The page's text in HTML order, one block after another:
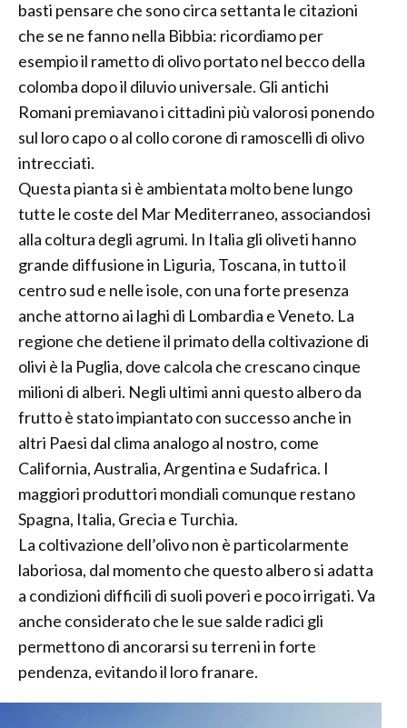
basti pensare che sono circa settanta le citazioni
che se ne fanno nella Bibbia: ricordiamo per
esempio il rametto di olivo portato nel becco della
colomba dopo il diluvio universale. Gli antichi
Romani premiavano i cittadini più valorosi ponendo
sul loro capo o al collo corone di ramoscelli di olivo
intrecciati.
Questa pianta si è ambientata molto bene lungo
tutte le coste del Mar Mediterraneo, associandosi
alla coltura degli agrumi. In Italia gli oliveti hanno
grande diffusione in Liguria, Toscana, in tutto il
centro sud e nelle isole, con una forte presenza
anche attorno ai laghi di Lombardia e Veneto. La
regione che detiene il primato della coltivazione di
olivi è la Puglia, dove calcola che crescano cinque
milioni di alberi. Negli ultimi anni questo albero da
frutto è stato impiantato con successo anche in
altri Paesi dal clima analogo al nostro, come
California, Australia, Argentina e Sudafrica. I
maggiori produttori mondiali comunque restano
Spagna, Italia, Grecia e Turchia.
La coltivazione dell’olivo non è particolarmente
laboriosa, dal momento che questo albero si adatta
a condizioni difficili di suoli poveri e poco irrigati. Va
anche considerato che le sue salde radici gli
permettono di ancorarsi su terreni in forte
pendenza, evitando il loro franare.